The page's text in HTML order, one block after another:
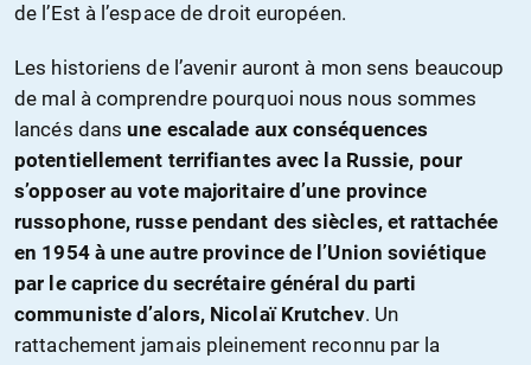
de l’Est à l’espace de droit européen.
Les historiens de l’avenir auront à mon sens beaucoup
de mal à comprendre pourquoi nous nous sommes
lancés dansune escalade aux conséquences
potentiellement terrifiantes avec la Russie, pour
s’opposer au vote majoritaire d’une province
russophone, russe pendant des siècles, et rattachée
en 1954 à une autre province de l’Union soviétique
par le caprice du secrétaire général du parti
communiste d’alors, Nicolaï Krutchev. Un
rattachement jamais pleinement reconnu par la